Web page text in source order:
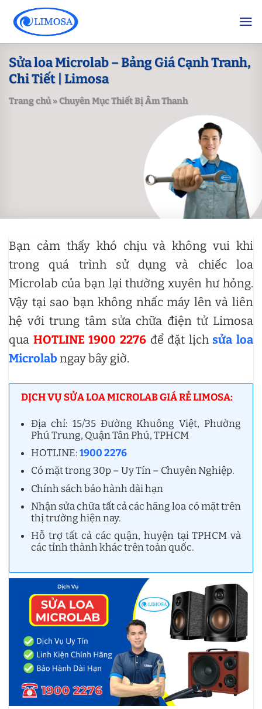
content
Sửa loa Microlab – Bảng Giá Cạnh Tranh,
Chi Tiết | Limosa
Trang chủ»Chuyên Mục Thiết Bị Âm Thanh
Bạn cảm thấy khó chịu và không vui khi
trong quá trình sử dụng và chiếc loa
Microlab của bạn lại thường xuyên hư hỏng.
Vậy tại sao bạn không nhấc máy lên và liên
hệ với trung tâm sửa chữa điện tử Limosa
qua HOTLINE 1900 2276để đặt lịchsửa loa
Microlabngay bây giờ.
DỊCH VỤ SỬA LOA MICROLAB GIÁ RẺ LIMOSA:
Địa chỉ: 15/35 Đường Khuông Việt, Phường
Phú Trung, Quận Tân Phú, TPHCM
HOTLINE:1900 2276
Có mặt trong 30p – Uy Tín – Chuyên Nghiệp.
Chính sách bảo hành dài hạn
Nhận sửa chữa tất cả các hãng loa có mặt trên
thị trường hiện nay.
Hỗ trợ tất cả các quận, huyện tại TPHCM và
các tỉnh thành khác trên toàn quốc.